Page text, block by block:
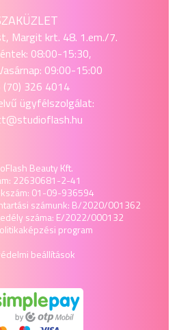
Margit krt. 48. 1.em./7.
08:00-15:30,
09:00-15:00
(70) 326 4014
ügyfélszolgálat:
Beauty Kft.
22630681-2-41
01-09-936594
számunk: B/2020/001362
száma: E/2022/000132
képzési program
beállítások